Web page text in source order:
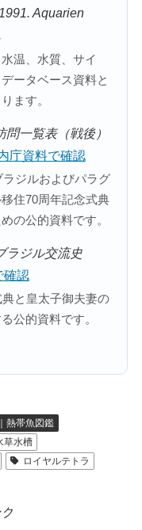
Aquarien
温、水質、サイ
ータベース資料と
ます。
一覧表（戦後）
庁資料で確認
ジルおよびパラグ
住70周年記念式典
の公的資料です。
ラジル交流史
確認
と皇太子御夫妻の
公的資料です。
｜熱帯魚図鑑
草水槽
ロイヤルテトラ